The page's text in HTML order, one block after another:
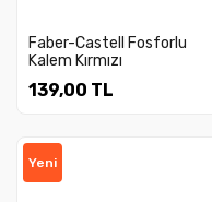
Faber-Castell Fosforlu
Kalem Kırmızı
139,00 TL
Yeni